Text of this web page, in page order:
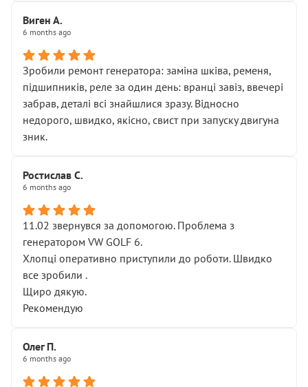
Виген А.
6 months ago
Зробили ремонт генератора: заміна шківа, ременя,
підшипників, реле за один день: вранці завіз, ввечері
забрав, деталі всі знайшлися зразу. Відносно
недорого, швидко, якісно, свист при запуску двигуна
зник.
Ростислав С.
6 months ago
11.02 звернувся за допомогою. Проблема з
генератором VW GOLF 6.
Хлопці оперативно приступили до роботи. Швидко
все зробили .
Щиро дякую.
Рекомендую
Олег П.
6 months ago